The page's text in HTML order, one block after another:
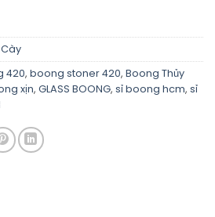
420, boong stoner 420, Boong Thủy
xịn, GLASS BOONG, sỉ boong hcm, sỉ